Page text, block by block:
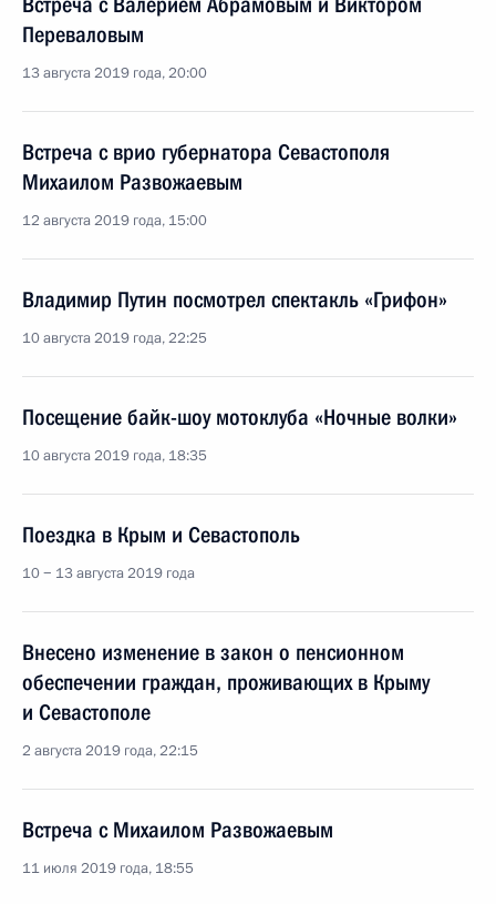
Переваловым
13 августа 2019 года, 20:00
Встреча с врио губернатора Севастополя
Михаилом Развожаевым
12 августа 2019 года, 15:00
Владимир Путин посмотрел спектакль «Грифон»
10 августа 2019 года, 22:25
Посещение байк-шоу мотоклуба «Ночные волки»
10 августа 2019 года, 18:35
Поездка в Крым и Севастополь
10 − 13 августа 2019 года
Внесено изменение в закон о пенсионном
обеспечении граждан, проживающих в Крыму
и Севастополе
2 августа 2019 года, 22:15
Встреча с Михаилом Развожаевым
11 июля 2019 года, 18:55